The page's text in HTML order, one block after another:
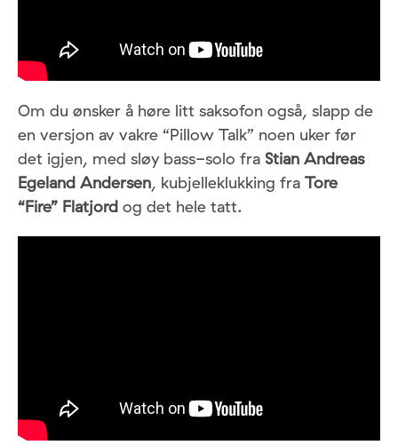
Om du ønsker å høre litt saksofon også, slapp de
en versjon av vakre “Pillow Talk” noen uker før
det igjen, med sløy bass-solo fra Stian Andreas
Egeland Andersen, kubjelleklukking fra Tore
“Fire” Flatjord og det hele tatt.